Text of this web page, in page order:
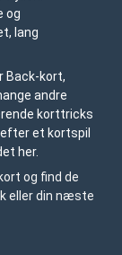
og
lang
Back-kort,
andre
korttricks
et kortspil
her.
og find de
eller din næste